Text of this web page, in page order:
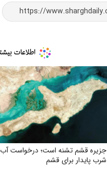
جزیره قشم تشنه است؛ درخواست آب
شرب پایدار برای قشم